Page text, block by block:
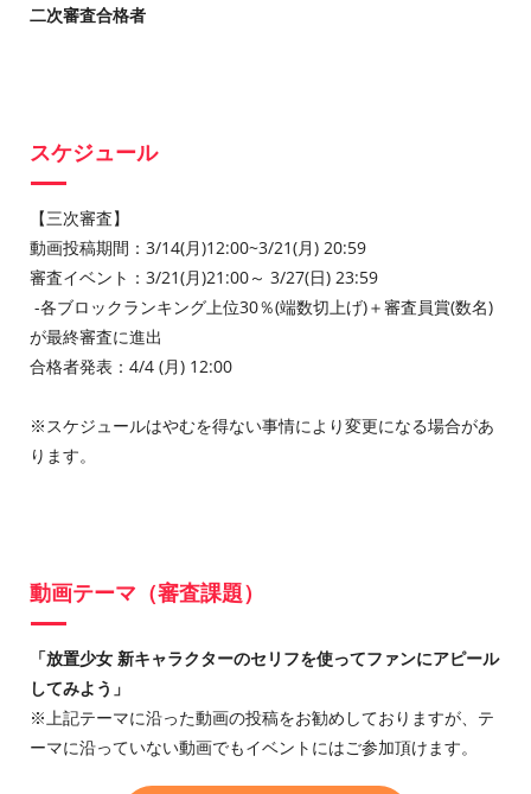
二次審査合格者
スケジュール
【三次審査】
動画投稿期間：3/14(月)12:00~3/21(月) 20:59
審査イベント：3/21(月)21:00～ 3/27(日) 23:59
-各ブロックランキング上位30％(端数切上げ)＋審査員賞(数名)
が最終審査に進出
合格者発表：4/4 (月) 12:00
※スケジュールはやむを得ない事情により変更になる場合があ
ります。
動画テーマ（審査課題）
「放置少女 新キャラクターのセリフを使ってファンにアピール
してみよう」
※上記テーマに沿った動画の投稿をお勧めしておりますが、テ
ーマに沿っていない動画でもイベントにはご参加頂けます。